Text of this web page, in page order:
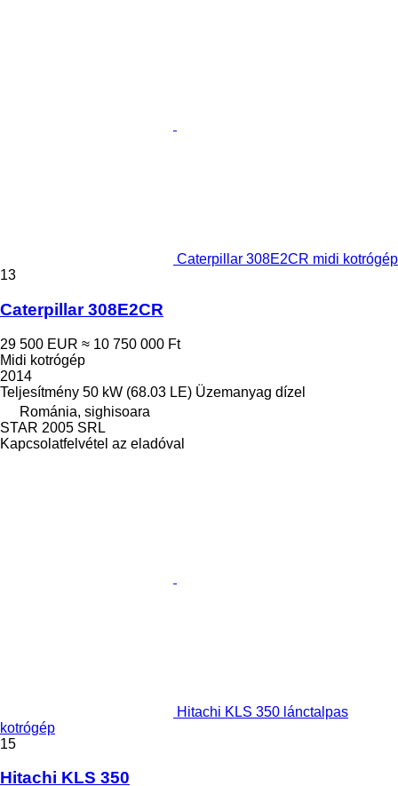
Caterpillar 308E2CR midi kotrógép
13
Caterpillar 308E2CR
29 500 EUR ≈ 10 750 000 Ft
Midi kotrógép
2014
Teljesítmény 50 kW (68.03 LE) Üzemanyag dízel
Románia, sighisoara
STAR 2005 SRL
Kapcsolatfelvétel az eladóval
Hitachi KLS 350 lánctalpas
kotrógép
15
Hitachi KLS 350